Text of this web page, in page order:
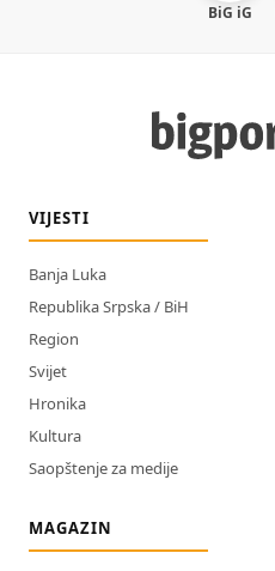
BiG iG
VIJESTI
Banja Luka
Republika Srpska / BiH
Region
Svijet
Hronika
Kultura
Saopštenje za medije
MAGAZIN